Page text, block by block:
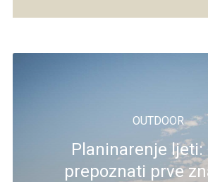
OUTDOOR
Planinarenje ljeti:
prepoznati prve